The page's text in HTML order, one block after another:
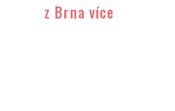
z Brna více